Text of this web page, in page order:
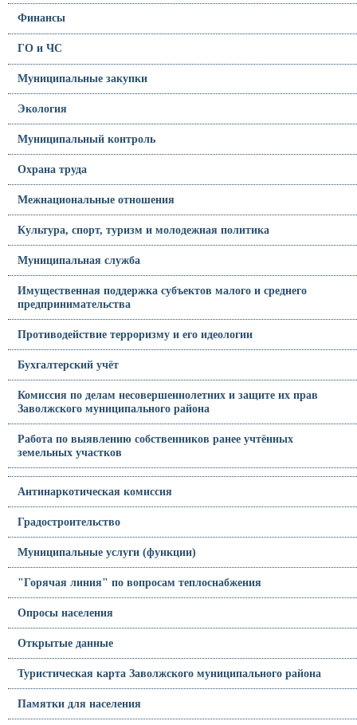
Финансы
ГО и ЧС
Муниципальные закупки
Экология
Муниципальный контроль
Охрана труда
Межнациональные отношения
Культура, спорт, туризм и молодежная политика
Муниципальная служба
Имущественная поддержка субъектов малого и среднего
предпринимательства
Противодействие терроризму и его идеологии
Бухгалтерский учёт
Комиссия по делам несовершеннолетних и защите их прав
Заволжского муниципального района
Работа по выявлению собственников ранее учтённых
земельных участков
Антинаркотическая комиссия
Градостроительство
Муниципальные услуги (функции)
"Горячая линия" по вопросам теплоснабжения
Опросы населения
Открытые данные
Туристическая карта Заволжского муниципального района
Памятки для населения